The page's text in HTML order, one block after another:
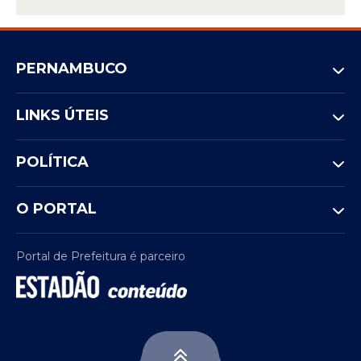
PERNAMBUCO
LINKS ÚTEIS
POLÍTICA
O PORTAL
Portal de Prefeitura é parceiro